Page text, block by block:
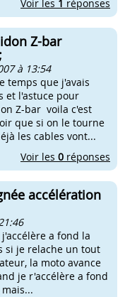
Voir les 1 réponses
Z-bar
à 13:54
temps que j'avais
et l'astuce pour
Z-bar voila c'est
que si on le tourne
les cables vont...
Voir les 0 réponses
accélération
a fond la
si je relache un tout
la moto avance
je r'accélère a fond